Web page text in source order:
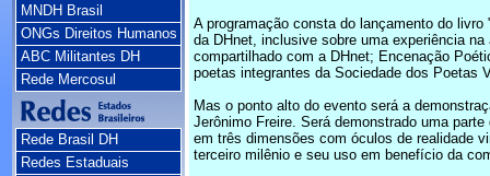
MNDH Brasil
ONGs Direitos Humanos
ABC Militantes DH
Rede Mercosul
Rede Brasil DH
Redes Estaduais
A programação consta do lançamento do
da DHnet, inclusive sobre uma experiência
compartilhado com a DHnet; Encenação
poetas integrantes da Sociedade dos Poetas
Mas o ponto alto do evento será a
Jerônimo Freire. Será demonstrado uma
em três dimensões com óculos de realidade
terceiro milênio e seu uso em benefício da